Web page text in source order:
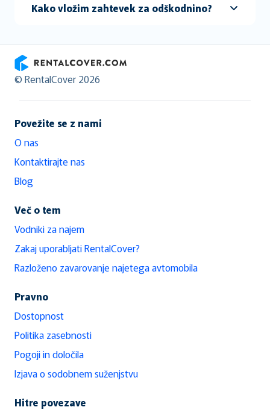
Kako vložim zahtevek za odškodnino?
RentalCover
© RentalCover 2026
Povežite se z nami
O nas
Kontaktirajte nas
Blog
Več o tem
Vodniki za najem
Zakaj uporabljati RentalCover?
Razloženo zavarovanje najetega avtomobila
Pravno
Dostopnost
Politika zasebnosti
Pogoji in določila
Izjava o sodobnem suženjstvu
Hitre povezave